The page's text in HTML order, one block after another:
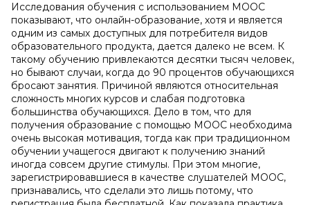
Исследования обучения с использованием MOOC
показывают, что онлайн-образование, хотя и является
одним из самых доступных для потребителя видов
образовательного продукта, дается далеко не всем. К
такому обучению привлекаются десятки тысяч человек,
но бывают случаи, когда до 90 процентов обучающихся
бросают занятия. Причиной являются относительная
сложность многих курсов и слабая подготовка
большинства обучающихся. Дело в том, что для
получения образование с помощью MOOC необходима
очень высокая мотивация, тогда как при традиционном
обучении учащегося двигают к получению знаний
иногда совсем другие стимулы. При этом многие,
зарегистрировавшиеся в качестве слушателей MOOC,
признавались, что сделали это лишь потому, что